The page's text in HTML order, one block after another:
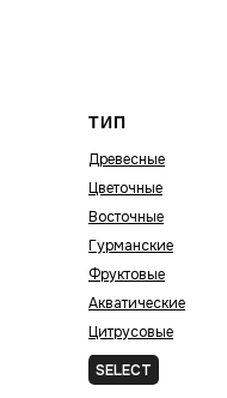
ТИП
Древесные
Цветочные
Восточные
Гурманские
Фруктовые
Акватические
Цитрусовые
Зелёные
SELECT